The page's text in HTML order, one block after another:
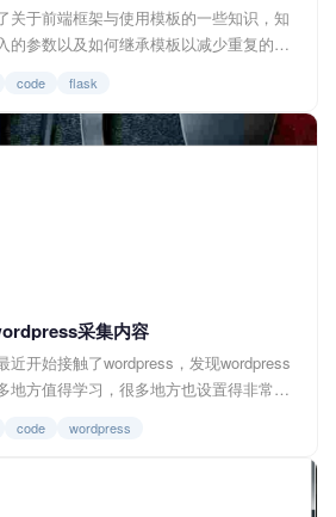
关于前端框架与使用模板的一些知识，知
的参数以及如何继承模板以减少重复的代
这一篇我们来深入了解一下flask在渲染
、模板接受的数据类型 在python中数据
code flask
采集内容
近开始接触了wordpress，发现wordpress
地方值得学习，很多地方也设置得非常巧
为wordpress采集一些内容再自动发
让我们开干吧 一、所需库与模块 re...
code wordpress